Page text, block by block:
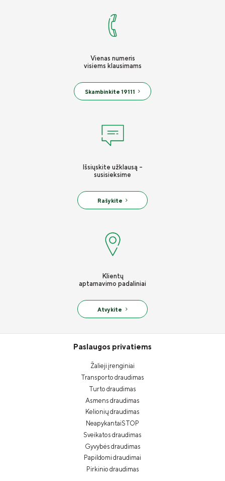
Vienas numeris
visiems klausimams
Skambinkite 19111
Išsiųskite užklausą -
susisieksime
Rašykite
Klientų
aptarnavimo padaliniai
Atvykite
Paslaugos privatiems
Žalieji įrenginiai
Transporto draudimas
Turto draudimas
Asmens draudimas
Kelionių draudimas
NeapykantaiSTOP
Sveikatos draudimas
Gyvybės draudimas
Papildomi draudimai
Pirkinio draudimas